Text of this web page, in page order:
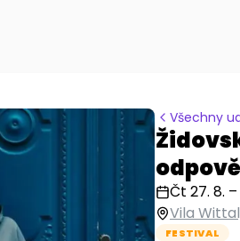
Všechny
Čt 27. 8. –
Vila
FESTIVAL